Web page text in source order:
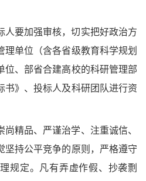
人要加强审核，切实把好政治方
理单位（含各省级教育科学规划
位、部省合建高校的科研管理部
书》、投标人及科研团队进行资
尚精品、严谨治学、注重诚信、
坚持公平竞争的原则，严格遵守
规定。凡有弄虚作假、抄袭剽